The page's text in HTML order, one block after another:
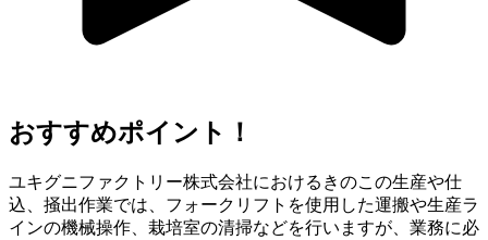
おすすめポイント！
ユキグニファクトリー株式会社におけるきのこの生産や仕
込、掻出作業では、フォークリフトを使用した運搬や生産ラ
インの機械操作、栽培室の清掃などを行いますが、業務に必